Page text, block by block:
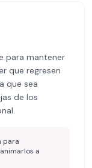
para mantener
que regresen
que sea
de los
para
a